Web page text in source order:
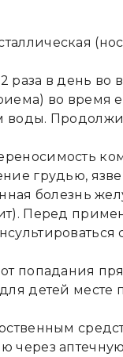
раза в день во
во время
воды.
грудью,
болезнь
Перед
попадания
детей месте
через